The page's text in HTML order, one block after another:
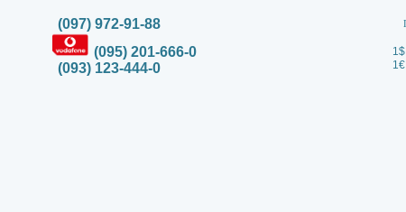
(097) 972-91-88
(095) 201-666-0
(093) 123-444-0